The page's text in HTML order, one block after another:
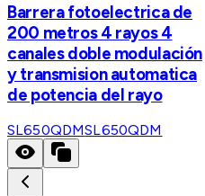
Barrera fotoelectrica de
200 metros 4 rayos 4
canales doble modulación
y transmision automatica
de potencia del rayo
SL650QDMSL650QDM